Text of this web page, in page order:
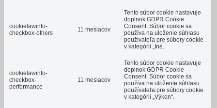
cookielawinfo-
checkbox-others
11 mesiacov
Tento súbor cookie nastavuje
doplnok GDPR Cookie
Consent. Súbor cookie sa
používa na uloženie súhlasu
používateľa pre súbory cookie
v kategórii „Iné.
cookielawinfo-
checkbox-
performance
11 mesiacov
Tento súbor cookie nastavuje
doplnok GDPR Cookie
Consent. Súbor cookie sa
používa na uloženie súhlasu
používateľa pre súbory cookie
v kategórii „Výkon“.